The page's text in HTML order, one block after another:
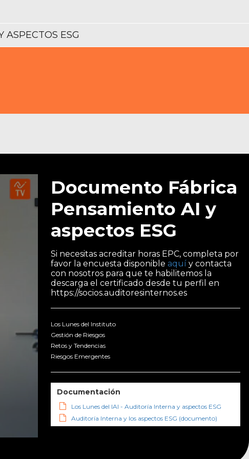
ASPECTOS ESG
Documento Fábrica
Pensamiento AI y
aspectos ESG
Si necesitas acreditar horas EPC, completa por
favor la encuesta disponible aquí y contacta
con nosotros para que te habilitemos la
descarga el certificado desde tu perfil en
https://socios.auditoresinternos.es
Los Lunes del Instituto
Gestión de Riesgos
Retos y Tendencias
Riesgos Emergentes
Documentación
Los Lunes del IAI - Auditoría Interna y aspectos ESG
Auditoría Interna y los aspectos ESG (documento)